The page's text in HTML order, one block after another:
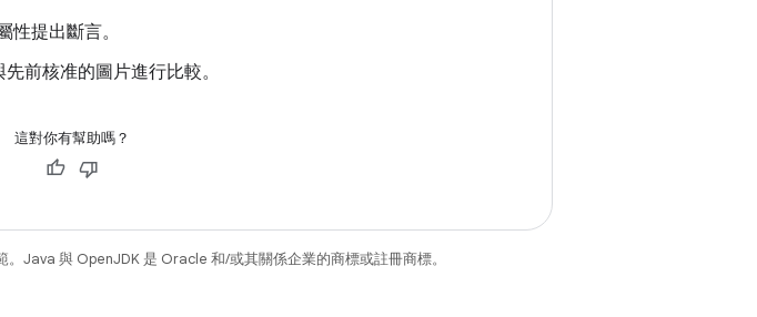
性提出斷言。
前核准的圖片進行比較。
這對你有幫助嗎？
。Java 與 OpenJDK 是 Oracle 和/或其關係企業的商標或註冊商標。